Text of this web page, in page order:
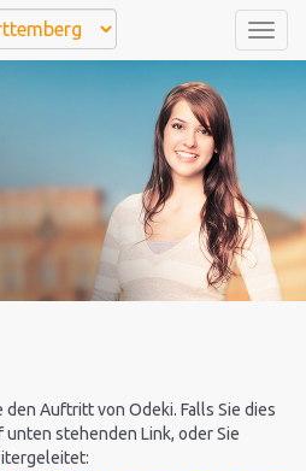
Auftritt von Odeki. Falls Sie dies
stehenden Link, oder Sie